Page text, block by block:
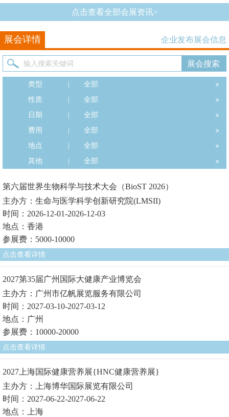
点击查看全部会展资讯>
展会详情 企业发布展会信息
类型
全部
性质
全部
日期
全部
费用
全部
地点
全部
其他
全部
第六届世界生物科学与技术大会（BioST 2026）
主办方：生命与医学科学创新研究院(LMSII)
时间：2026-12-01-2026-12-03
地点：香港
参展费：5000-10000
点击查看详情
2027第35届广州国际大健康产业博览会
主办方：广州市亿帆展览服务有限公司
时间：2027-03-10-2027-03-12
地点：广州
参展费：10000-20000
点击查看详情
2027上海国际健康营养展{HNC健康营养展}
主办方：上海博华国际展览有限公司
时间：2027-06-22-2027-06-22
地点：上海